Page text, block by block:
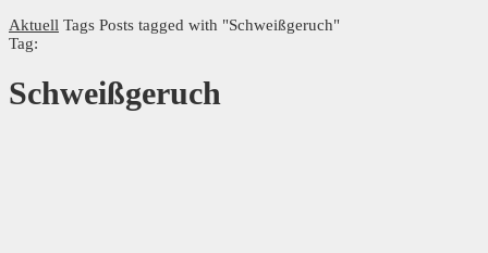
Aktuell Tags Posts tagged with "Schweißgeruch"
Tag:
Schweißgeruch